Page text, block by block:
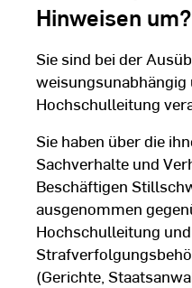
Hinweisen um?
Sie sind bei der
Hochschulleitung
Sie haben über die
Sachverhalte und
Beschäftigen
ausgenommen
Hochschulleitung und
(Gerichte,
Weitere
HSRM